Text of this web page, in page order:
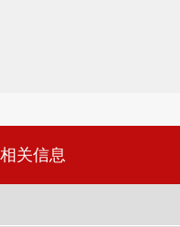
相关信息